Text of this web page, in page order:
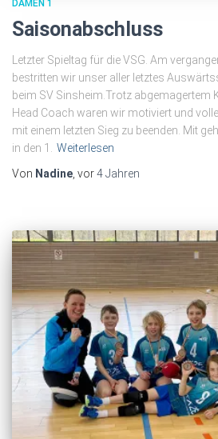
DAMEN 1
Saisonabschluss
Letzter Spieltag für die VSG. Am
bestritten wir unser aller letztes
beim SV Sinsheim.Trotz abgemagertem
Head Coach waren wir motiviert und
mit einem letzten Sieg zu beenden. Mit
in den 1. Weiterlesen
Von Nadine, vor4 Jahren